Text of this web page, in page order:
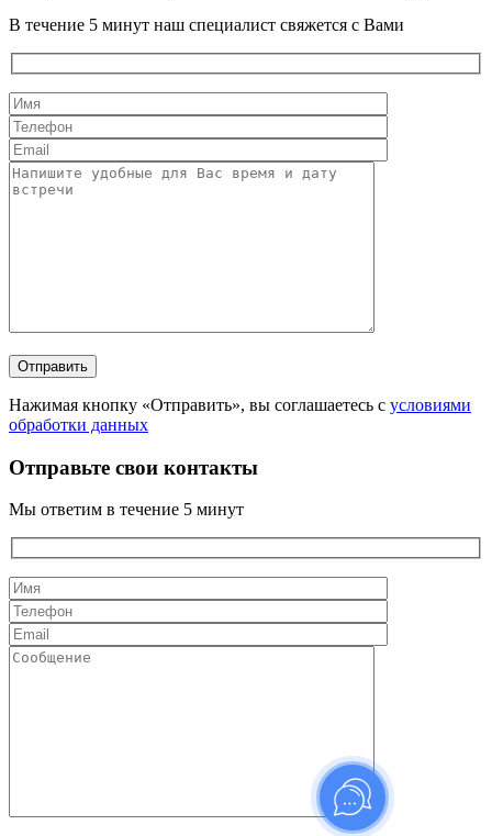
В течение 5 минут наш специалист свяжется с Вами
Нажимая кнопку «Отправить», вы соглашаетесь с условиями
обработки данных
Отправьте свои контакты
Мы ответим в течение 5 минут